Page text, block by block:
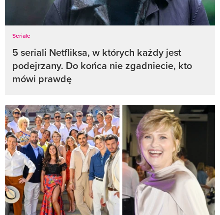
Seriale
5 seriali Netfliksa, w których każdy jest
podejrzany. Do końca nie zgadniecie, kto
mówi prawdę